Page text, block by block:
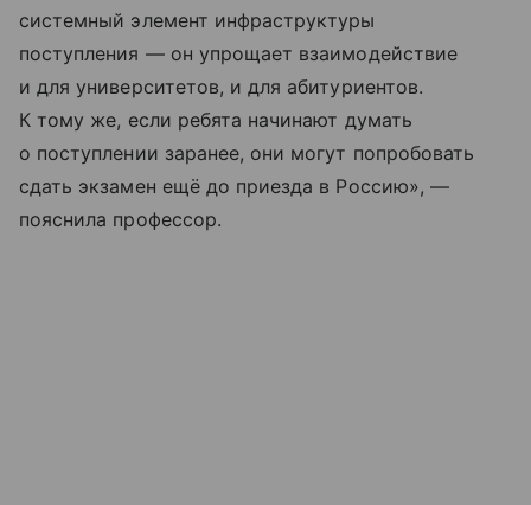
системный элемент инфраструктуры
поступления — он упрощает взаимодействие
и для университетов, и для абитуриентов.
К тому же, если ребята начинают думать
о поступлении заранее, они могут попробовать
сдать экзамен ещё до приезда в Россию», —
пояснила профессор.